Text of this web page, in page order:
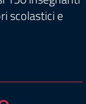
scolastici e